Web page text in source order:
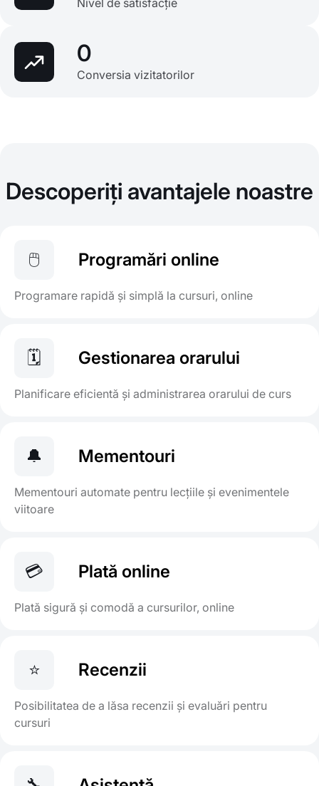
Nivel de satisfacție
0
Conversia vizitatorilor
Descoperiți avantajele noastre
🖱️ Programări online
Programare rapidă și simplă la cursuri, online
🗓️ Gestionarea orarului
Planificare eficientă și administrarea orarului de curs
🔔 Mementouri
Mementouri automate pentru lecțiile și evenimentele
viitoare
💳 Plată online
Plată sigură și comodă a cursurilor, online
⭐ Recenzii
Posibilitatea de a lăsa recenzii și evaluări pentru
cursuri